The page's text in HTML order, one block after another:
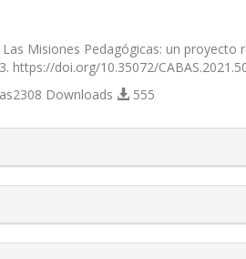
Las Misiones Pedagógicas: un proyecto
https://doi.org/10.35072/
Downloads 555